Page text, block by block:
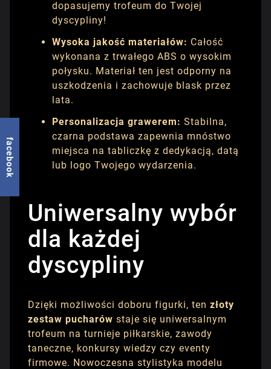
dopasujemy trofeum do Twojej
dyscypliny!
Wysoka jakość materiałów: Całość
wykonana z trwałego ABS o wysokim
połysku. Materiał ten jest odporny na
uszkodzenia i zachowuje blask przez
lata.
Personalizacja grawerem: Stabilna,
czarna podstawa zapewnia mnóstwo
miejsca na tabliczkę z dedykacją, datą
lub logo Twojego wydarzenia.
Uniwersalny wybór
dla każdej
dyscypliny
Dzięki możliwości doboru figurki, ten złoty
zestaw pucharów staje się uniwersalnym
trofeum na turnieje piłkarskie, zawody
taneczne, konkursy wiedzy czy eventy
firmowe. Nowoczesna stylistyka modelu
facebook